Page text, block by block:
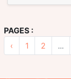
PAGES :
‹
1 2 ...